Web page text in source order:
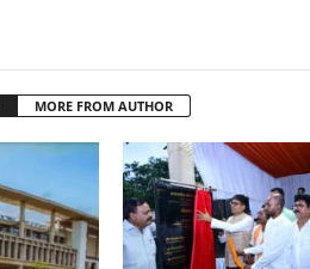
MORE FROM AUTHOR